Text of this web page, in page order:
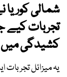
شمالی کوریا
تجربات کیے
کشیدگی میں
یہ میزائل